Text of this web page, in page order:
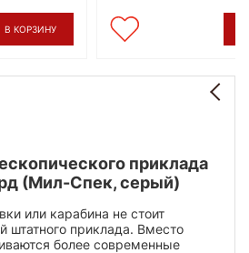
В КОРЗИНУ
приклада
(Мил-Спек, серый)
или карабина не стоит
штатного приклада. Вместо
более современные